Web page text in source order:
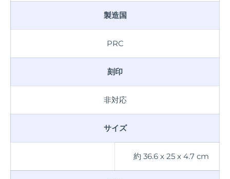
製造国
PRC
刻印
非対応
サイズ
約 36.6x 25 x 4.7 cm